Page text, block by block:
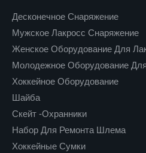
Десконечное Снаряжение
Мужское Лакросс Снаряжение
Женское Оборудование Для
Молодежное Оборудование
Хоккейное Оборудование
Шайба
Скейт -охранники
Набор Для Ремонта Шлема
Хоккейные Сумки